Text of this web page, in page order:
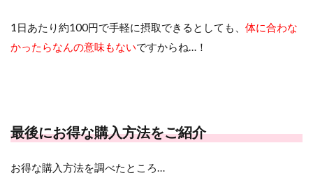
1日あたり約100円で手軽に摂取できるとしても、 体に合わな
かったらなんの意味もないですからね…！
最後にお得な購入方法をご紹介
お得な購入方法を調べたところ…